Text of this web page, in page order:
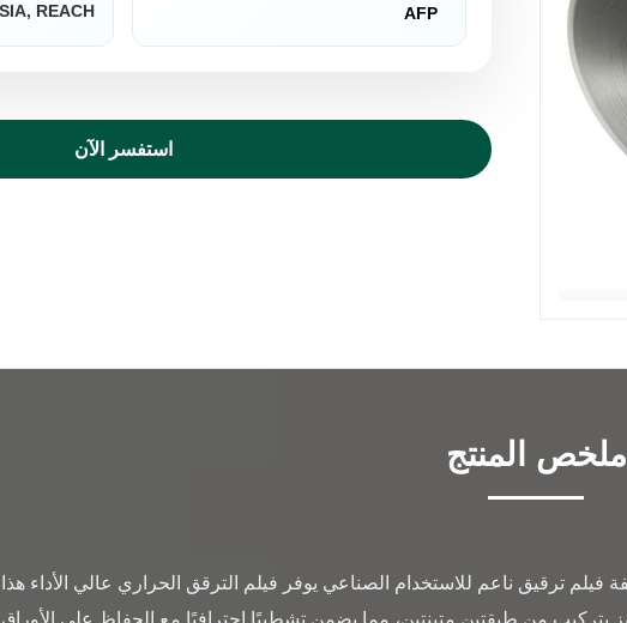
AFP
REACH
استفسر الآن
ملخص المنتج